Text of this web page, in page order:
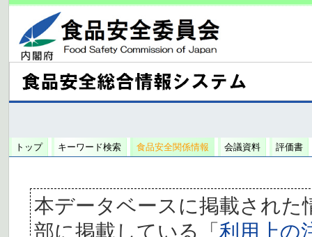
トップ キーワード検索 食品安全関係情報 会議資料 評価書
本データベースに掲載された
部に掲載している「利用上の